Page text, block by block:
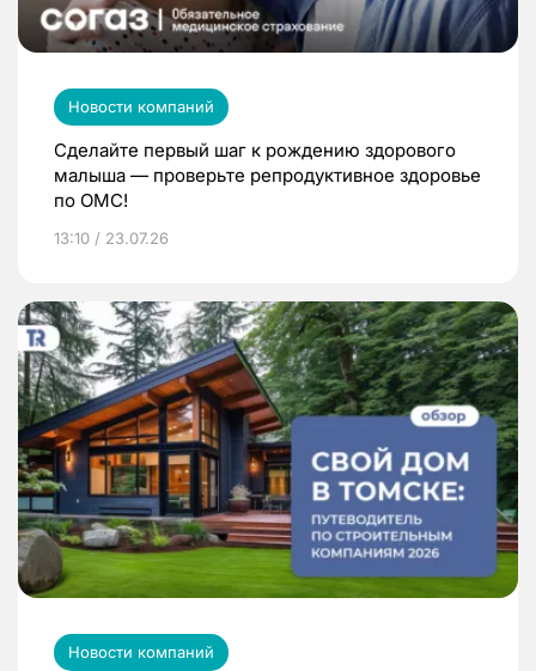
Новости компаний
Сделайте первый шаг к рождению здорового
малыша — проверьте репродуктивное здоровье
по ОМС!
13:10 / 23.07.26
Новости компаний